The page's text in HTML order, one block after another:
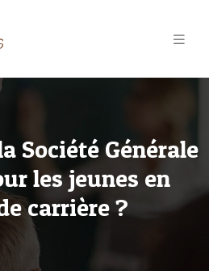
Société Générale
les jeunes en
carrière ?